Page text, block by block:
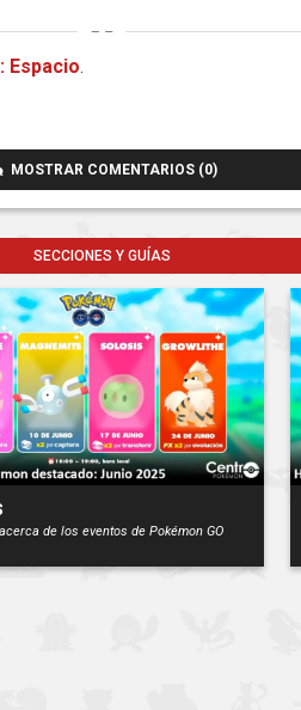
Espacio.
MOSTRAR COMENTARIOS (0)
SECCIONES Y GUÍAS
de los eventos de Pokémon GO